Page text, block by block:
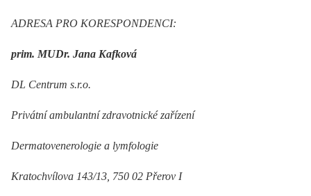
ADRESA PRO KORESPONDENCI:
prim. MUDr. Jana Kafková
DL Centrum s.r.o.
Privátní ambulantní zdravotnické zařízení
Dermatovenerologie a lymfologie
Kratochvílova 143/13, 750 02 Přerov I